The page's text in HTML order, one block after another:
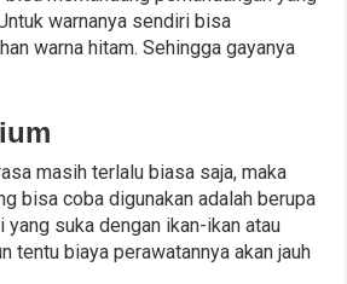
warnanya sendiri bisa
warna hitam. Sehingga gayanya
masih terlalu biasa saja, maka
bisa coba digunakan adalah berupa
yang suka dengan ikan-ikan atau
tentu biaya perawatannya akan jauh